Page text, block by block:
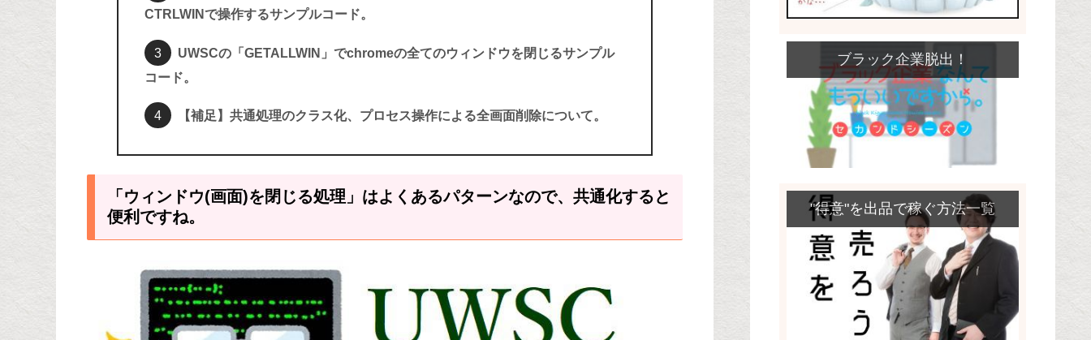
CTRLWINで操作するサンプルコード。
UWSCの「GETALLWIN」でchromeの全てのウィンドウを閉じるサンプル
コード。
【補足】共通処理のクラス化、プロセス操作による全画面削除について。
「ウィンドウ(画面)を閉じる処理」はよくあるパターンなので、共通化すると
便利ですね。
ブラック企業脱出！
"得意"を出品で稼ぐ方法一覧